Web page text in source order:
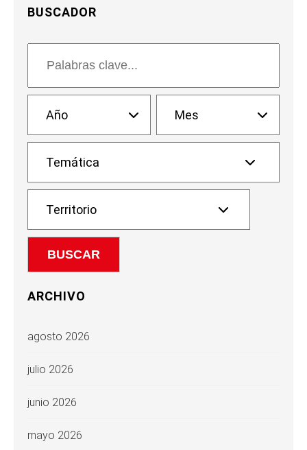
BUSCADOR
ARCHIVO
agosto 2026
julio 2026
junio 2026
mayo 2026